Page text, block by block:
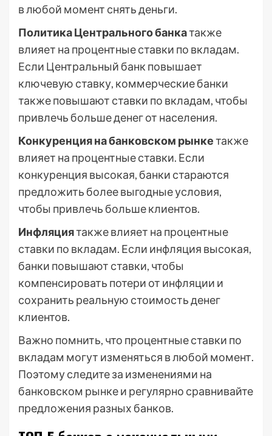
в любой момент снять деньги.
Политика Центрального банкатакже
влияет на процентные ставки по вкладам.
Если Центральный банк повышает
ключевую ставку, коммерческие банки
также повышают ставки по вкладам, чтобы
привлечь больше денег от населения.
Конкуренция на банковском рынкетакже
влияет на процентные ставки. Если
конкуренция высокая, банки стараются
предложить более выгодные условия,
чтобы привлечь больше клиентов.
Инфляциятакже влияет на процентные
ставки по вкладам. Если инфляция высокая,
банки повышают ставки, чтобы
компенсировать потери от инфляции и
сохранить реальную стоимость денег
клиентов.
Важно помнить, что процентные ставки по
вкладам могут изменяться в любой момент.
Поэтому следите за изменениями на
банковском рынке и регулярно сравнивайте
предложения разных банков.